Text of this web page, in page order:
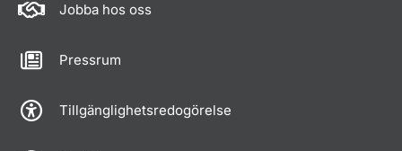
Jobba hos oss
Pressrum
Tillgänglighetsredogörelse